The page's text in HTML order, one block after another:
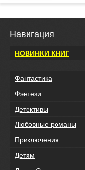
Навигация
НОВИНКИ КНИГ
Фантастика
Фэнтези
Детективы
Любовные романы
Приключения
Детям